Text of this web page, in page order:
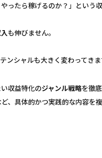
ったら稼げるのか？」という
も伸びません。
ンシャルも大きく変わってきま
収益特化のジャンル戦略を徹
、具体的かつ実践的な内容を